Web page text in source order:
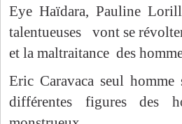
Eye Haïdara, Pauline
talentueuses vont se
et la maltraitance des
Eric Caravaca seul
différentes figures des